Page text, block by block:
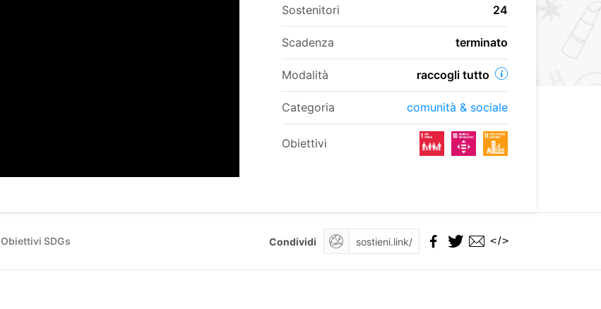
Sostenitori 24
Scadenza terminato
Modalità raccogli tutto
Categoria comunità & sociale
Obiettivi
Obiettivi SDGs Condividi </>